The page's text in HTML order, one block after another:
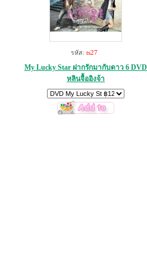
รหัส: ts27
My Lucky Star ฝากรักมากับดาว 6 DVD
หลินจื้ออิงจ้า